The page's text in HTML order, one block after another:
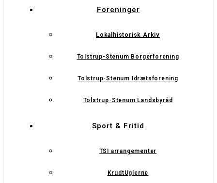
Foreninger
Lokalhistorisk Arkiv
Tolstrup-Stenum Borgerforening
Tolstrup-Stenum Idrætsforening
Tolstrup-Stenum Landsbyråd
Sport & Fritid
TSI arrangementer
KrudtUglerne